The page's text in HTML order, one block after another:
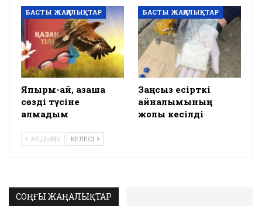
БАСТЫ ЖАҢАЛЫҚТАР
Япырм-ай, қазақша
сөзді түсіне
алмадым
БАСТЫ ЖАҢАЛЫҚТАР
Заңсыз есірткі
айналымының
жолы кесілді
АЛДЫҢҒЫ КЕЛЕСІ
СОҢҒЫ ЖАҢАЛЫҚТАР